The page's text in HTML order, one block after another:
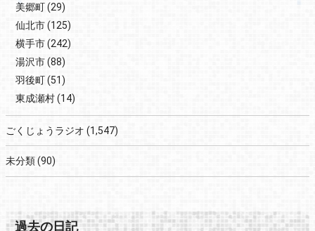
美郷町(29)
仙北市(125)
横手市(242)
湯沢市(88)
羽後町(51)
東成瀬村(14)
ごくじょうラジオ (1,547)
未分類(90)
過去の日記